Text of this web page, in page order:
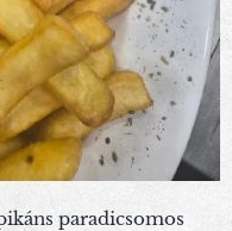
paradicsomos